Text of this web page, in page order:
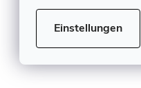
Einstellungen